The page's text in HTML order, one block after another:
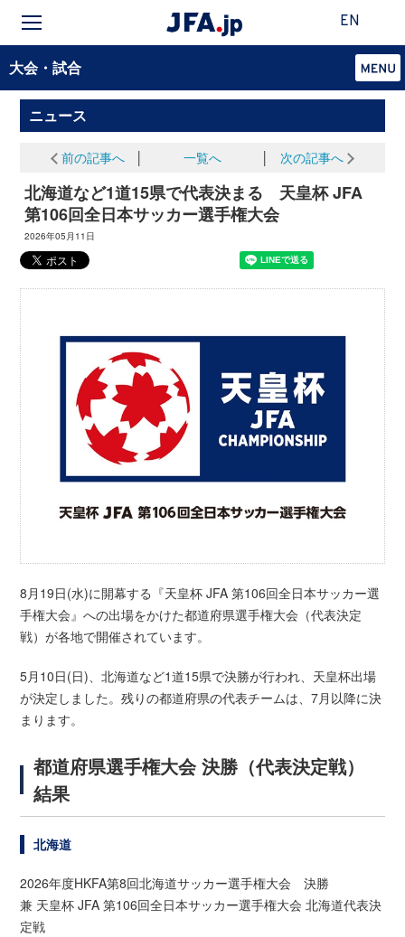
EN
大会・試合
ニュース
前の記事へ 一覧へ 次の記事へ
北海道など1道15県で代表決まる 天皇杯 JFA
第106回全日本サッカー選手権大会
2026年05月11日
8月19日(水)に開幕する『天皇杯 JFA 第106回全日本サッカー選
手権大会』への出場をかけた都道府県選手権大会（代表決定
戦）が各地で開催されています。
5月10日(日)、北海道など1道15県で決勝が行われ、天皇杯出場
が決定しました。残りの都道府県の代表チームは、7月以降に決
まります。
都道府県選手権大会 決勝（代表決定戦）
結果
北海道
2026年度HKFA第8回北海道サッカー選手権大会 決勝
兼 天皇杯 JFA 第106回全日本サッカー選手権大会 北海道代表決
定戦